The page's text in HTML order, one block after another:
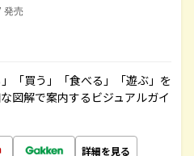
発売
「買う」「食べる」「遊ぶ」を
図解で案内するビジュアルガイ
詳細を見る